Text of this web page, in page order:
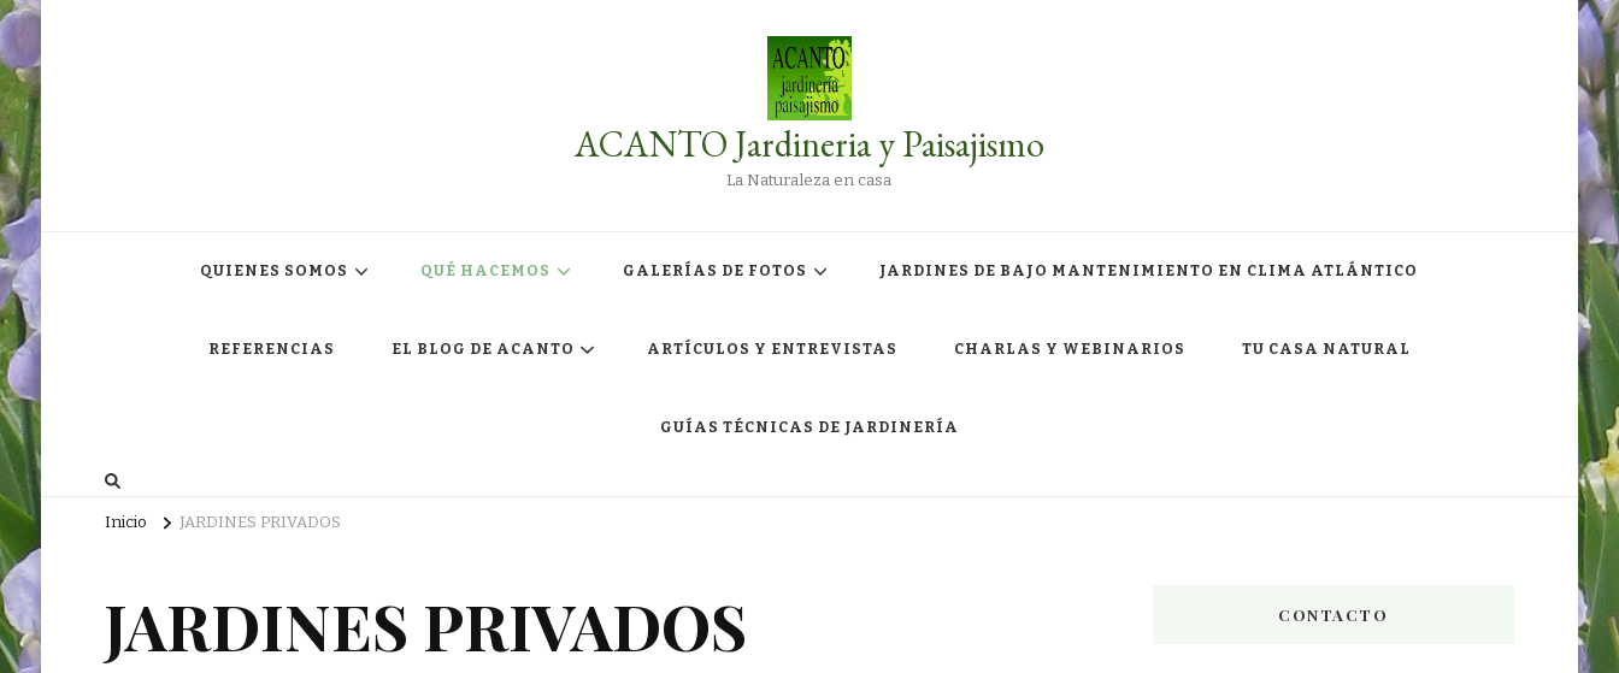
ACANTO Jardineria y Paisajismo
La Naturaleza en casa
QUIENES SOMOS QUÉ HACEMOS GALERÍAS DE FOTOS JARDINES DE BAJO MANTENIMIENTO EN CLIMA ATLÁNTICO
REFERENCIAS EL BLOG DE ACANTO ARTÍCULOS Y ENTREVISTAS CHARLAS Y WEBINARIOS TU CASA NATURAL
GUÍAS TÉCNICAS DE JARDINERÍA
Inicio JARDINES PRIVADOS
JARDINES PRIVADOS CONTACTO